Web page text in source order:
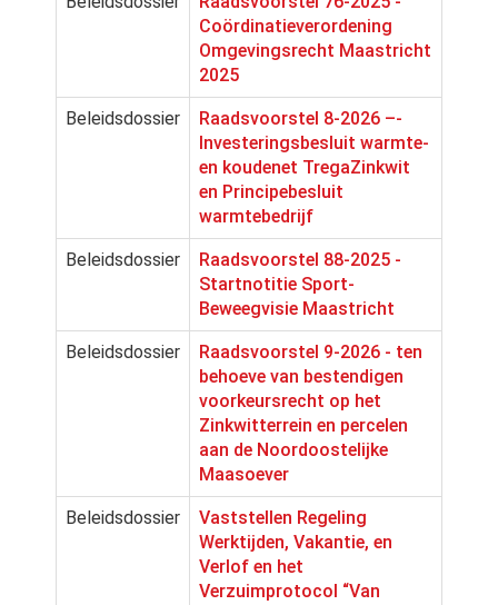
Coördinatieverordening
Omgevingsrecht Maastricht
2025
Beleidsdossier
Raadsvoorstel 8-2026 –-
Investeringsbesluit warmte-
en koudenet TregaZinkwit
en Principebesluit
warmtebedrijf
Beleidsdossier
Raadsvoorstel 88-2025 -
Startnotitie Sport-
Beweegvisie Maastricht
Beleidsdossier
Raadsvoorstel 9-2026 - ten
behoeve van bestendigen
voorkeursrecht op het
Zinkwitterrein en percelen
aan de Noordoostelijke
Maasoever
Beleidsdossier
Vaststellen Regeling
Werktijden, Vakantie, en
Verlof en het
Verzuimprotocol “Van